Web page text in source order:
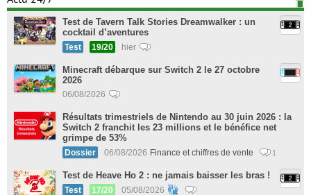
Test de Tavern Talk Stories Dreamwalker : un
cocktail d’aventures
Test 19/20 hier
Minecraft débarque sur Switch 2 le 27 octobre
2026
06/08/2026
Résultats trimestriels de Nintendo au 30 juin 2026 : la
Switch 2 franchit les 23 millions et le bénéfice net
grimpe de 53%
Dossier 06/08/2026 Finance et chiffres de vente 1
Test de Heave Ho 2 : ne jamais baisser les bras !
Test 17/20 05/08/2026